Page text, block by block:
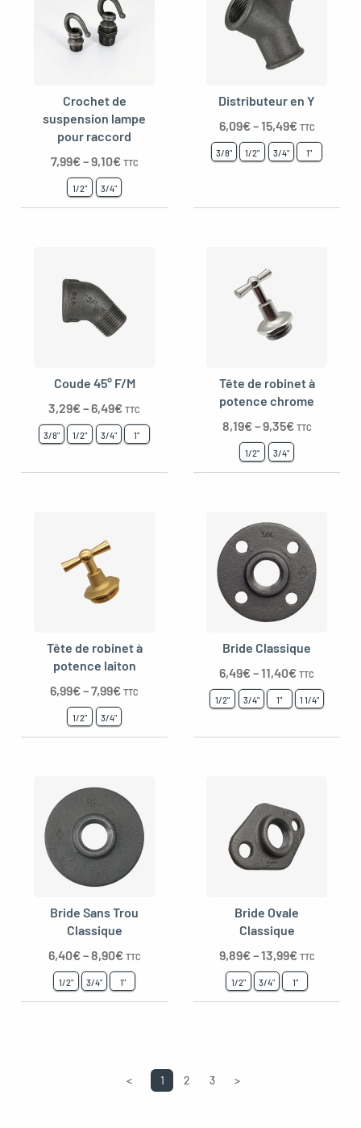
Crochet de
suspension lampe
pour raccord
7,99€–9,10€ TTC
1/2" 3/4"
Distributeur en Y
6,09€–15,49€ TTC
3/8" 1/2" 3/4" 1"
Coude 45° F/M
3,29€–6,49€ TTC
3/8" 1/2" 3/4" 1"
Tête de robinet à
potence chrome
8,19€–9,35€ TTC
1/2" 3/4"
Tête de robinet à
potence laiton
6,99€–7,99€ TTC
1/2" 3/4"
Bride Classique
6,49€–11,40€ TTC
1/2" 3/4" 1" 1 1/4"
Bride Sans Trou
Classique
6,40€–8,90€ TTC
1/2" 3/4" 1"
Bride Ovale
Classique
9,89€–13,99€ TTC
1/2" 3/4" 1"
< 1 2 3 >